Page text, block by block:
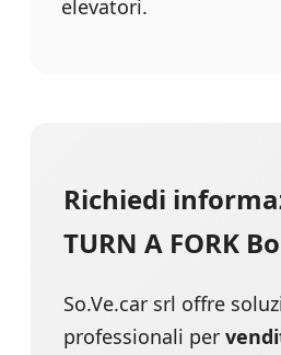
elevatori.
Richiedi
TURN A FORK
So.Ve.car srl offre
professionali per